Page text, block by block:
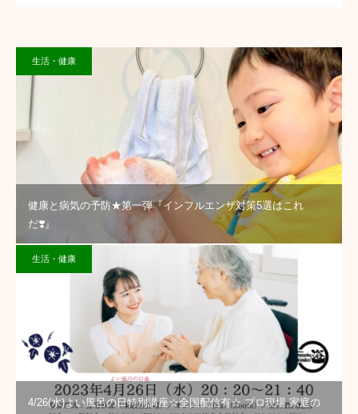
生活・健康
健康と病気の予防★第一弾『インフルエンザ対策5選はこれ
だ❣️』
生活・健康
4/26(水)よい風呂の日特別講座☆全国配信有☆ プロ現場,家庭の